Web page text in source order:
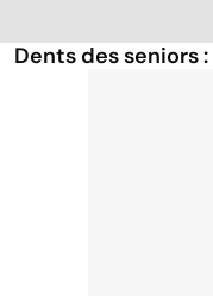
Dents des seniors